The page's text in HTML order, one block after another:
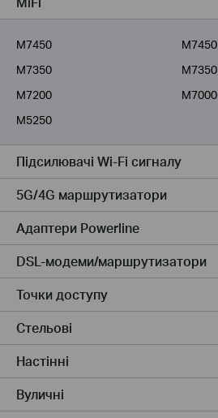
Для інтернет-провайдерів
M7450
M7450
M7350
M7350
M7200
M7000
M5250
Підсилювачi Wi-Fi сигналу
5G/4G маршрутизатори
Адаптери Powerline
DSL-модеми/маршрутизатори
Точки доступу
Стельові
Настінні
Вуличні